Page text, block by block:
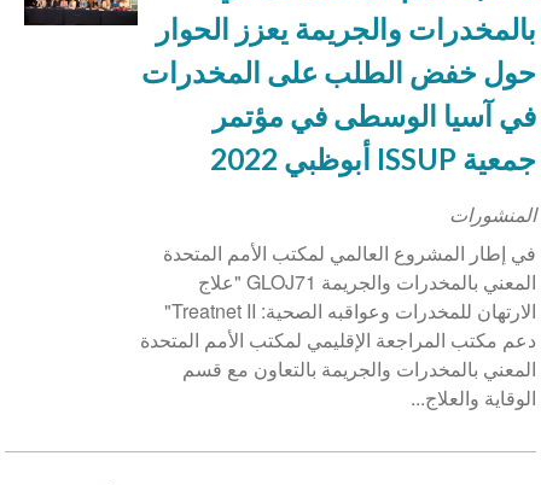
بالمخدرات والجريمة يعزز الحوار
حول خفض الطلب على المخدرات
في آسيا الوسطى في مؤتمر
جمعية ISSUP أبوظبي 2022
المنشورات
في إطار المشروع العالمي لمكتب الأمم المتحدة
المعني بالمخدرات والجريمة GLOJ71 "علاج
الارتهان للمخدرات وعواقبه الصحية: Treatnet II"
دعم مكتب المراجعة الإقليمي لمكتب الأمم المتحدة
المعني بالمخدرات والجريمة بالتعاون مع قسم
الوقاية والعلاج...